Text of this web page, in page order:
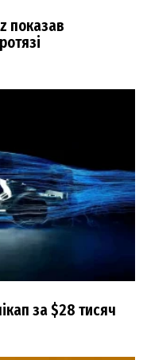
показав
за $28 тисяч